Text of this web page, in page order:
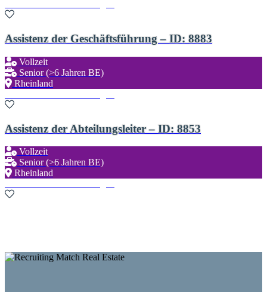
Assistenz der Geschäftsführung – ID: 8883
Vollzeit
Senior (>6 Jahren BE)
Rheinland
Assistenz der Abteilungsleiter – ID: 8853
Vollzeit
Senior (>6 Jahren BE)
Rheinland